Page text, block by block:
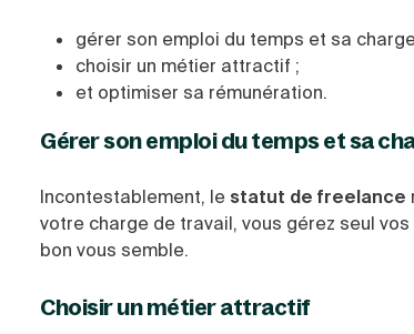
gérer son emploi du temps et sa
choisir un métier attractif ;
et optimiser sa rémunération.
Gérer son emploi du temps et sa
Incontestablement, le statut de freelance
votre charge de travail, vous gérez seul
bon vous semble.
Choisir un métier attractif